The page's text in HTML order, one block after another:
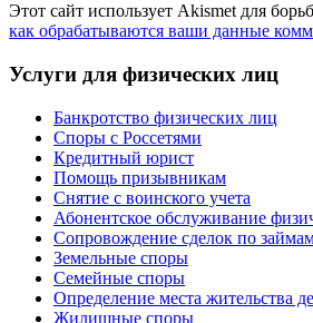
Этот сайт использует Akismet для
как обрабатываются ваши данные
Услуги для физических лиц
Банкротство физических лиц
Споры с Россетями
Кредитный юрист
Помощь призывникам
Снятие с воинского учета
Абонентское обслуживание
Cопровождение сделок по
Земельные споры
Семейные споры
Определение места жительства
Жилищные споры